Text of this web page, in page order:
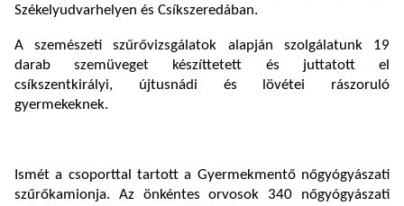
Székelyudvarhelyen és Csíkszeredában.
A szemészeti szűrővizsgálatok alapján szolgálatunk 19
darab szemüveget készíttetett és juttatott el
csíkszentkirályi, újtusnádi és lövétei rászoruló
gyermekeknek.
Ismét a csoporttal tartott a Gyermekmentő nőgyógyászati
szűrőkamionja. Az önkéntes orvosok 340 nőgyógyászati